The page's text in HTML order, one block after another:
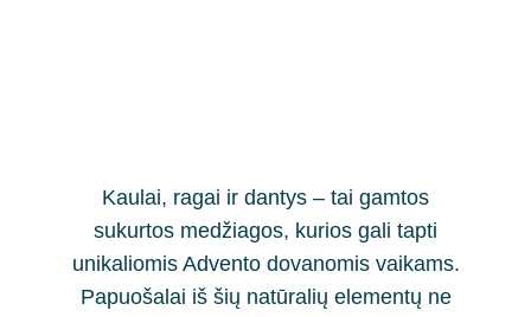
Kaulai, ragai ir dantys – tai gamtos
sukurtos medžiagos, kurios gali tapti
unikaliomis Advento dovanomis vaikams.
Papuošalai iš šių natūralių elementų ne